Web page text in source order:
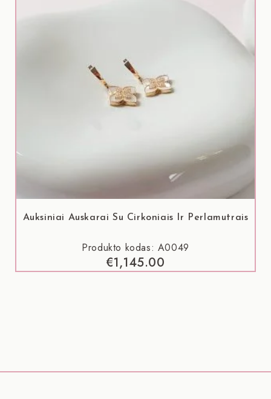
Auksiniai Auskarai Su Cirkoniais Ir Perlamutrais
Produkto kodas: A0049
€1,145.00